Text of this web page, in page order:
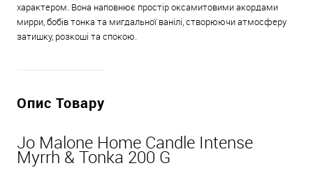
характером. Вона наповнює простір оксамитовими акордами
мирри, бобів тонка та мигдальної ванілі, створюючи атмосферу
затишку, розкоші та спокою.
Опис Товару
Jo Malone Home Candle Intense
Myrrh & Tonka 200 G